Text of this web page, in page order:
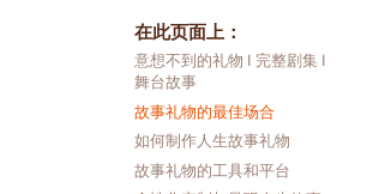
在此页面上：
意想不到的礼物 | 完整剧集 |
舞台故事
故事礼物的最佳场合
如何制作人生故事礼物
故事礼物的工具和平台